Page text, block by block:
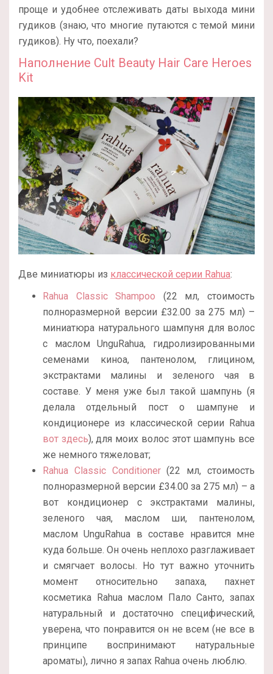
проще и удобнее отслеживать даты выхода мини
гудиков (знаю, что многие путаются с темой мини
гудиков). Ну что, поехали?
Наполнение Cult Beauty Hair Care Heroes
Kit
Две миниатюры из классической серии Rahua:
Rahua Classic Shampoo (22 мл, стоимость
полноразмерной версии £32.00 за 275 мл) –
миниатюра натурального шампуня для волос
с маслом UnguRahua, гидролизированными
семенами киноа, пантенолом, глицином,
экстрактами малины и зеленого чая в
составе. У меня уже был такой шампунь (я
делала отдельный пост о шампуне и
кондиционере из классической серии Rahua
вот здесь), для моих волос этот шампунь все
же немного тяжеловат;
Rahua Classic Conditioner(22 мл, стоимость
полноразмерной версии £34.00 за 275 мл) – а
вот кондиционер с экстрактами малины,
зеленого чая, маслом ши, пантенолом,
маслом UnguRahua в составе нравится мне
куда больше. Он очень неплохо разглаживает
и смягчает волосы. Но тут важно уточнить
момент относительно запаха, пахнет
косметика Rahua маслом Пало Санто, запах
натуральный и достаточно специфический,
уверена, что понравится он не всем (не все в
принципе воспринимают натуральные
ароматы), лично я запах Rahua очень люблю.